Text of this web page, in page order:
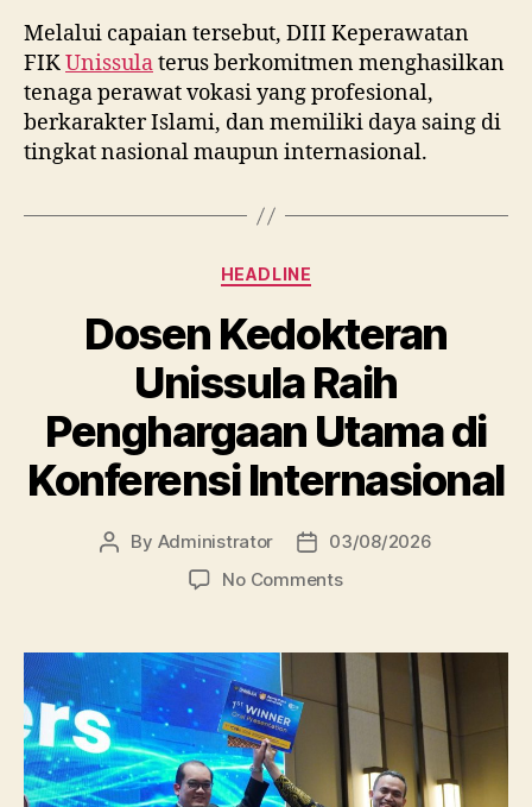
Melalui capaian tersebut, DIII Keperawatan
FIKUnissulaterus berkomitmen menghasilkan
tenaga perawat vokasi yang profesional,
berkarakter Islami, dan memiliki daya saing di
tingkat nasional maupun internasional.
Categories
HEADLINE
Dosen Kedokteran
Unissula Raih
Penghargaan Utama di
Konferensi Internasional
Post
By Administrator
Post03/08/2026
No Commentson
Unissula
Raih
Penghargaan
Utama
di
Konferensi